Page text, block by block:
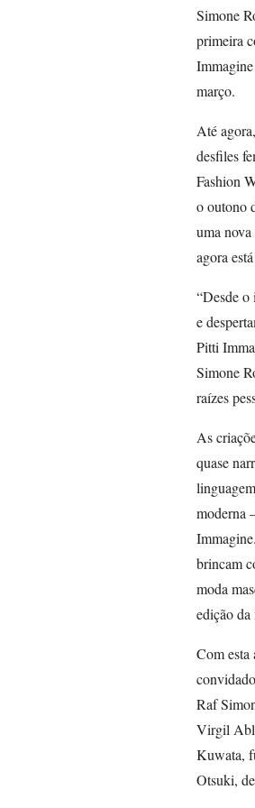
Simone
primeira
março.
Até
desfiles
Fashion
o outono
uma
agora
“Desde o
e
Pitti
Simone
raízes
As
quase
moderna
brincam
moda
edição da
Com esta
Raf
Virgil
Kuwata,
Otsuki,